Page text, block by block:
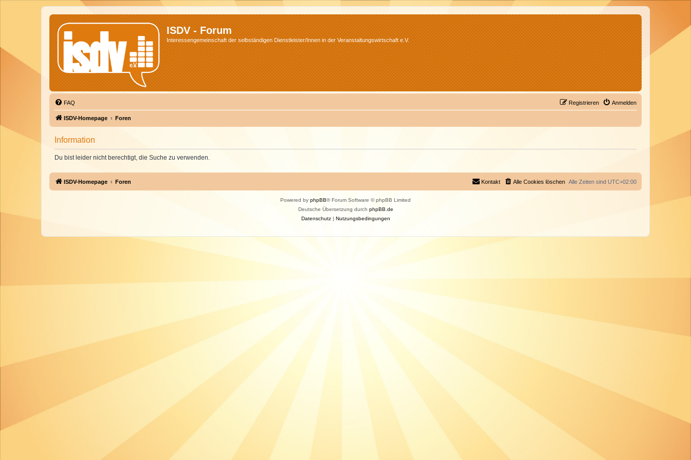
ISDV - Forum
Interessengemeinschaft der selbständigen Dienstleister/Innen in der Veranstaltungswirtschaft e.V.
FAQ Anmelden
Registrieren
ISDV-Homepage Foren
Information
Du bist leider nicht berechtigt, die Suche zu verwenden.
ISDV-Homepage Foren Alle Zeiten sind UTC+02:00
Alle Cookies löschen
Kontakt
Powered by phpBB® Forum Software © phpBB Limited
Deutsche Übersetzung durch phpBB.de
Datenschutz| Nutzungsbedingungen